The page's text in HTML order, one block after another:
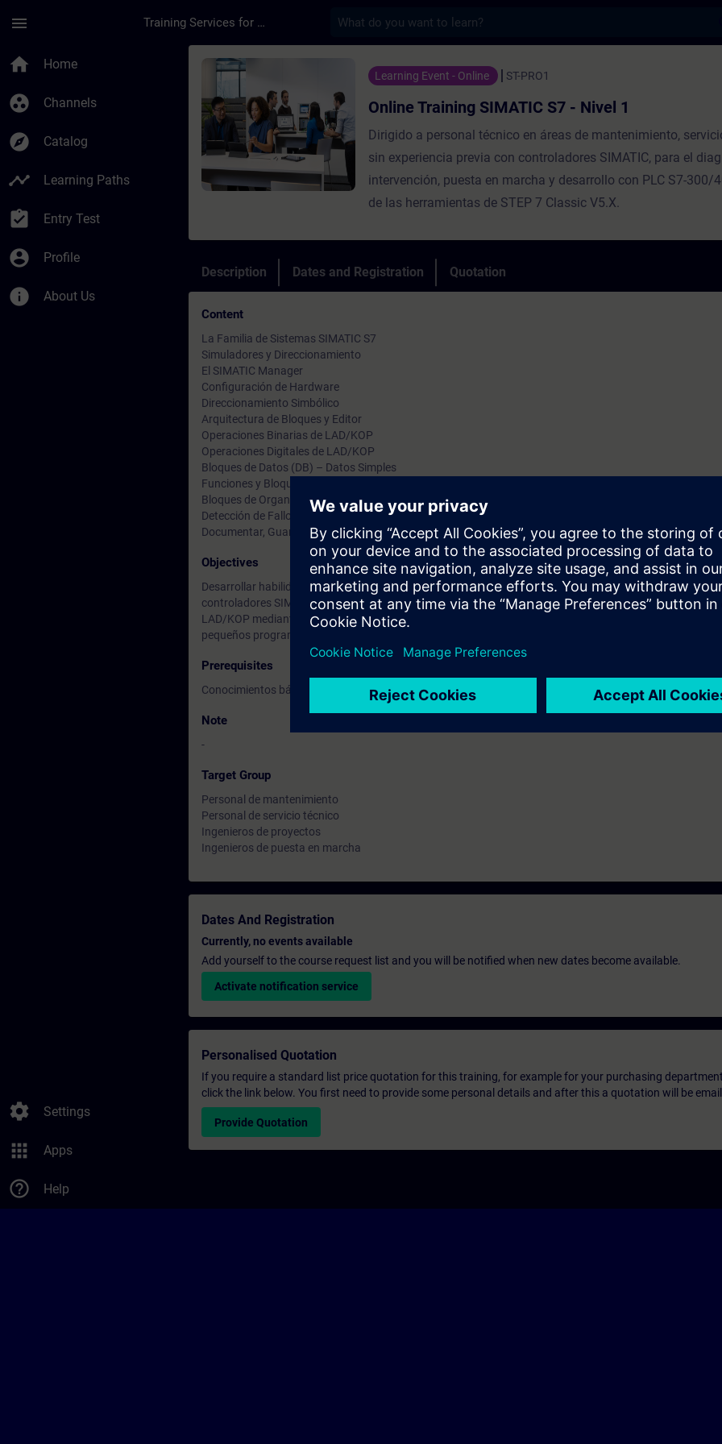
menu Training Services for Digital Industries
home Home
group_work Channels
explore Catalog
timeline Learning Paths
assignment_turned_in Entry Test
account_circle Profile
info About Us
settings Settings
apps Apps
help_outline Help
Course - Online Training SIMATIC S7 - Nivel 1 - Training -
Learning Event - Online ST-PRO1
Online Training SIMATIC S7 - Nivel 1
Dirigido a personal técnico en áreas de mantenimiento,
sin experiencia previa con controladores SIMATIC, para el
intervención, puesta en marcha y desarrollo con PLC S7-300/
de las herramientas de STEP 7 Classic V5.X.
Description Dates and Registration Quotation
Content
La Familia de Sistemas SIMATIC S7
Simuladores y Direccionamiento
El SIMATIC Manager
Configuración de Hardware
Direccionamiento Simbólico
Arquitectura de Bloques y Editor
Operaciones Binarias de LAD/KOP
Operaciones Digitales de LAD/KOP
Bloques de Datos (DB) – Datos Simples
Funciones y Bloques de Función (FC & FB) – Características
Bloques de Organización (OB) – Características
Detección de Fallos
Documentar, Guardar y Archivar Proyectos
Objectives
Desarrollar habilidades de detección e interpretación de fallos, conociendo las bases de la construcción de
controladores SIMATIC, así como la arquitectura y estructura de programación, lectura y desarrollo de
LAD/KOP mediante la creación y edición de
pequeños programas con señales digitales.
Prerequisites
Conocimientos básicos de electrónica digital e informática (buen manejo de sistema operativo
Note
-
Target Group
Personal de mantenimiento
Personal de servicio técnico
Ingenieros de proyectos
Ingenieros de puesta en marcha
Dates And Registration
Currently, no events available
Add yourself to the course request list and you will be notified when new dates become available.
Activate notification service
Personalised Quotation
If you require a standard list price quotation for this training, for example for your purchasing
click the link below. You first need to provide some personal details and after this a quotation will be
Provide Quotation